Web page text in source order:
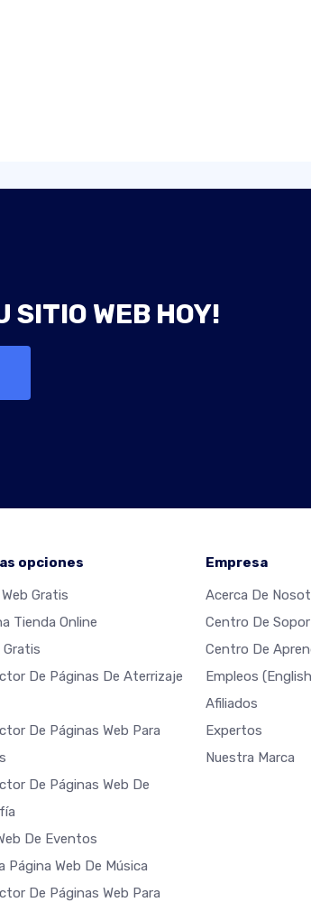
SITIO WEB HOY!
opciones
Gratis
Tienda Online
Gratis
De Páginas De Aterrizaje
De Páginas Web Para
De Páginas Web De
De Eventos
Página Web De Música
De Páginas Web Para
Empresa
Acerca De
Centro De
Centro De
Empleos
Afiliados
Expertos
Nuestra Marca